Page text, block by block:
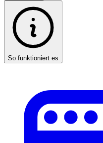
So funktioniert es